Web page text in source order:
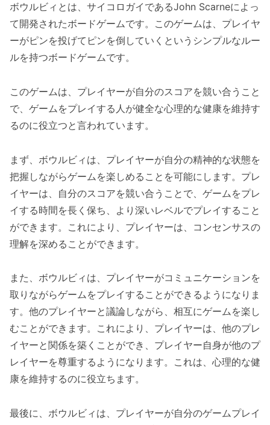
ボウルビィとは、サイコロガイであるJohn Scarneによっ
て開発されたボードゲームです。このゲームは、プレイヤ
ーがピンを投げてピンを倒していくというシンプルなルー
ルを持つボードゲームです。
このゲームは、プレイヤーが自分のスコアを競い合うこと
で、ゲームをプレイする人が健全な心理的な健康を維持す
るのに役立つと言われています。
まず、ボウルビィは、プレイヤーが自分の精神的な状態を
把握しながらゲームを楽しめることを可能にします。プレ
イヤーは、自分のスコアを競い合うことで、ゲームをプレ
イする時間を長く保ち、より深いレベルでプレイすること
ができます。これにより、プレイヤーは、コンセンサスの
理解を深めることができます。
また、ボウルビィは、プレイヤーがコミュニケーションを
取りながらゲームをプレイすることができるようになりま
す。他のプレイヤーと議論しながら、相互にゲームを楽し
むことができます。これにより、プレイヤーは、他のプレ
イヤーと関係を築くことができ、プレイヤー自身が他のプ
レイヤーを尊重するようになります。これは、心理的な健
康を維持するのに役立ちます。
最後に、ボウルビィは、プレイヤーが自分のゲームプレイ